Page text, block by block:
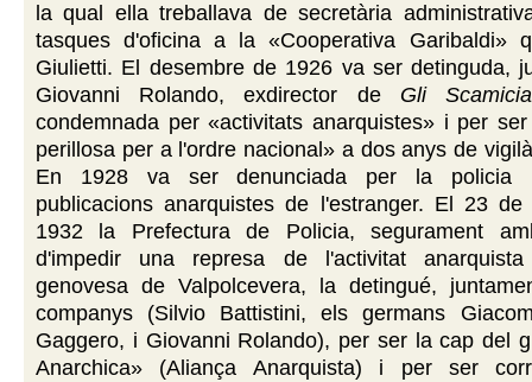
la qual ella treballava de secretària
tasques d'oficina a la «Cooperativa Garibaldi»
Giulietti. El desembre de 1926 va ser detinguda,
Giovanni Rolando, exdirector de Gli
condemnada per «activitats anarquistes» i per
perillosa per a l'ordre nacional» a dos anys de
En 1928 va ser denunciada per la policia
publicacions anarquistes de l'estranger. El 23 de
1932 la Prefectura de Policia, segurament
d'impedir una represa de l'activitat
genovesa de Valpolcevera, la detingué,
companys (Silvio Battistini, els germans
Gaggero, i Giovanni Rolando), per ser la cap del
Anarchica» (Aliança Anarquista) i per ser